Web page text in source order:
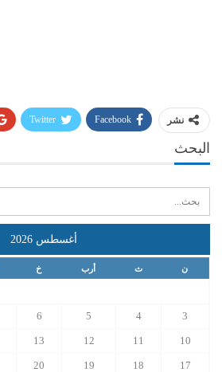
نشر Facebook
Twitter
البحث
أغسطس 2026
ن ث أرب خ
3
4
5
6
10
11
12
13
17
18
19
20